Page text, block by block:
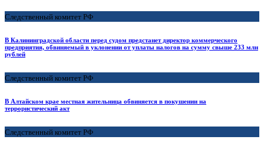
Следственный комитет РФ
В Калининградской области перед судом предстанет директор коммерческого
предприятия, обвиняемый в уклонении от уплаты налогов на сумму свыше 233 млн
рублей
Следственный комитет РФ
В Алтайском крае местная жительница обвиняется в покушении на
террористический акт
Следственный комитет РФ